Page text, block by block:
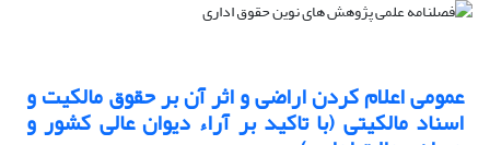
عمومی اعلام کردن اراضی و اثر آن بر حقوق مالکیت و
اسناد مالکیتی (با تاکید بر آراء دیوان عالی کشور و